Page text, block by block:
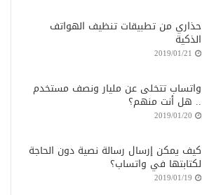
حذاري من تطبيقات تنظيف الهواتف
الذكية
2019/01/21
واتساب تتخلى عن مليار ونصف مستخدم
.. هل أنت منهم؟
2019/01/20
كيف يمكن إرسال رسالة نصية دون الحاجة
لكتابتها في واتساب؟
2019/01/19